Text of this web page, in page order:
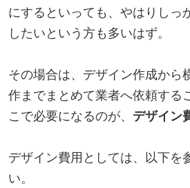
にするといっても、やはりしっ
したいという方も多いはず。
その場合は、デザイン作成から
作までまとめて業者へ依頼する
こで必要になるのが、 デザイン
デザイン費用としては、以下を
い。